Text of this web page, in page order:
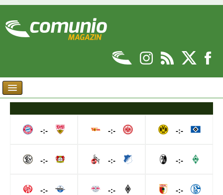
-:-
-:-
-:-
-:-
-:-
-:-
-:-
-:-
-:-